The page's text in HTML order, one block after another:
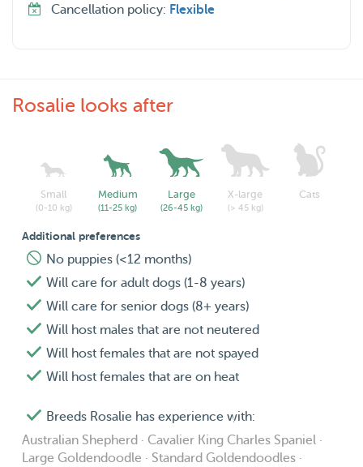
Cancellation policy: Flexible
Rosalie looks after
Small
(0-10 kg)
Medium
(11-25 kg)
Large
(26-45 kg)
X-large
(> 45 kg)
Cats
Additional preferences
No puppies (<12 months)
Will care for adult dogs (1-8 years)
Will care for senior dogs (8+ years)
Will host males that are not neutered
Will host females that are not spayed
Will host females that are on heat
Breeds Rosalie has experience with:
Australian Shepherd · Cavalier King Charles Spaniel ·
Large Goldendoodle · Standard Goldendoodles ·